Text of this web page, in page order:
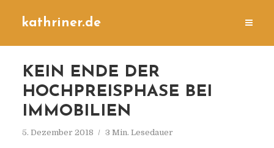
kathriner.de
KEIN ENDE DER
HOCHPREISPHASE BEI
IMMOBILIEN
5. Dezember 2018 3 Min. Lesedauer